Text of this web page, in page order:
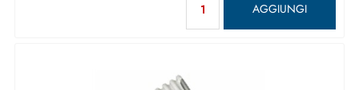
AGGIUNGI